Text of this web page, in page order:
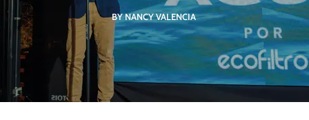
BY NANCY VALENCIA